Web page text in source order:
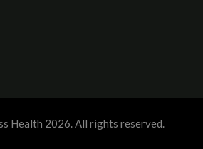
Health 2026. All rights reserved.